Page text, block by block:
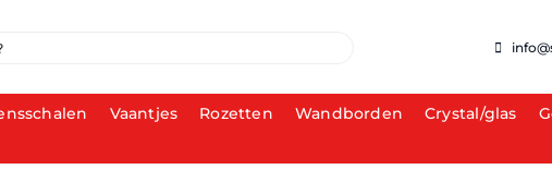
Vaantjes Rozetten Wandborden Crystal/glas